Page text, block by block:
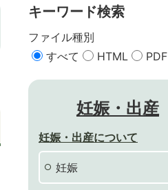
キーワード検索
ファイル種別
すべて
HTML PDF
妊娠・出産
妊娠・出産について
妊娠